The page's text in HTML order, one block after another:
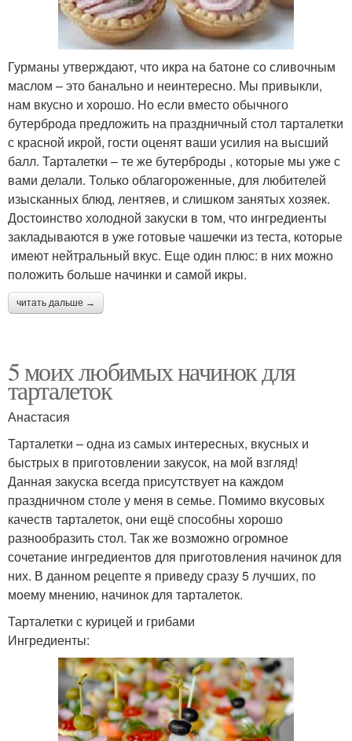
Гурманы утверждают, что икра на батоне со сливочным
маслом – это банально и неинтересно. Мы привыкли,
нам вкусно и хорошо. Но если вместо обычного
бутерброда предложить на праздничный стол тарталетки
с красной икрой, гости оценят ваши усилия на высший
балл. Тарталетки – те же бутерброды , которые мы уже с
вами делали. Только облагороженные, для любителей
изысканных блюд, лентяев, и слишком занятых хозяек.
Достоинство холодной закуски в том, что ингредиенты
закладываются в уже готовые чашечки из теста, которые
имеют нейтральный вкус. Еще один плюс: в них можно
положить больше начинки и самой икры.
читать дальше →
5 моих любимых начинок для
тарталеток
Анастасия
Тарталетки – одна из самых интересных, вкусных и
быстрых в приготовлении закусок, на мой взгляд!
Данная закуска всегда присутствует на каждом
праздничном столе у меня в семье. Помимо вкусовых
качеств тарталеток, они ещё способны хорошо
разнообразить стол. Так же возможно огромное
сочетание ингредиентов для приготовления начинок для
них. В данном рецепте я приведу сразу 5 лучших, по
моему мнению, начинок для тарталеток.
Тарталетки с курицей и грибами
Ингредиенты: